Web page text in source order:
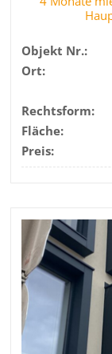
Objekt Nr.:
Ort:
Rechtsform:
Fläche:
Preis: